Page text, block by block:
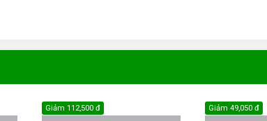
Giảm 112,500 đ Giảm 49,050 đ